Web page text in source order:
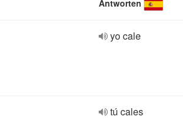
Antworten
yo cale
tú cales